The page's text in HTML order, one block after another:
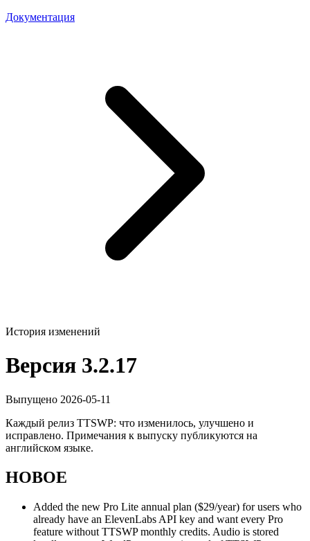
Документация
История изменений
Версия 3.2.17
Выпущено 2026-05-11
Каждый релиз TTSWP: что изменилось, улучшено и
исправлено. Примечания к выпуску публикуются на
английском языке.
НОВОЕ
Added the new Pro Lite annual plan ($29/year) for users who
already have an ElevenLabs API key and want every Pro
feature without TTSWP monthly credits. Audio is stored